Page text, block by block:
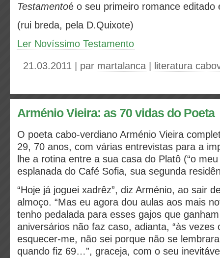
Testamentoé o seu primeiro romance editado
(rui breda, pela D.Quixote)
Ler Novíssimo Testamento
21.03.2011 | par martalanca literatura
Arménio Vieira: as 70 vidas do Poeta
O poeta cabo-verdiano Arménio Vieira
29, 70 anos, com várias entrevistas para a
lhe a rotina entre a sua casa do Platô (“o
esplanada do Café Sofia, sua segunda
“Hoje já joguei xadrêz”, diz Arménio, ao sair
almoço. “Mas eu agora dou aulas aos mais
tenho pedalada para esses gajos que
aniversários não faz caso, adianta, “às vezes
esquecer-me, não sei porque não se
quando fiz 69…”, graceja, com o seu